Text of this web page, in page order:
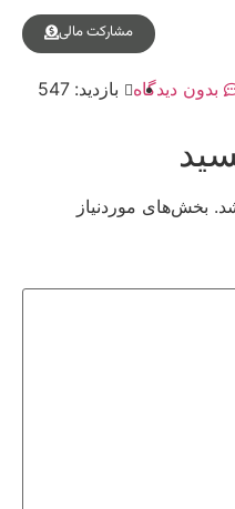
مشارکت مالی
بدون دیدگاه بازدید: 547
بخش‌های موردنیاز